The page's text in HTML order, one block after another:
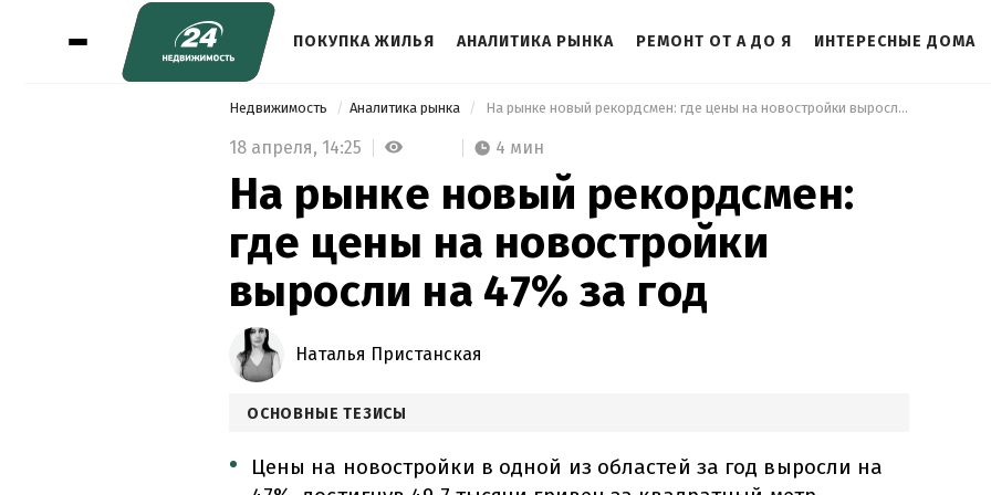
ПОКУПКА ЖИЛЬЯ АНАЛИТИКА РЫНКА РЕМОНТ ОТ А ДО Я ИНТЕРЕСНЫЕ ДОМА
Недвижимость Аналитика рынка На рынке новый рекордсмен: где цены на новостройки выросли на 47% за год
18 апреля, 14:25 4 мин
На рынке новый рекордсмен:
где цены на новостройки
выросли на 47% за год
Наталья Пристанская
ОСНОВНЫЕ ТЕЗИСЫ
Цены на новостройки в одной из областей за год выросли на